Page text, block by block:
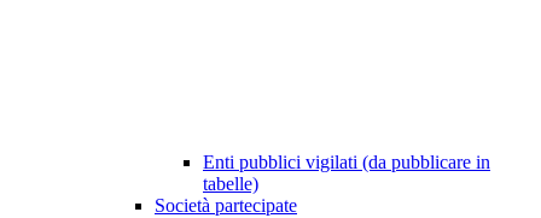
Enti pubblici vigilati (da pubblicare in
tabelle)
Società partecipate